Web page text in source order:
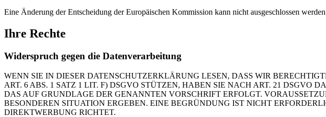
Eine Änderung der Entscheidung der Europäischen Kommission kann nicht ausgeschlossen
Ihre Rechte
Widerspruch gegen die Datenverarbeitung
WENN SIE IN DIESER DATENSCHUTZERKLÄRUNG LESEN, DASS WIR
ART. 6 ABS. 1 SATZ 1 LIT. F) DSGVO STÜTZEN, HABEN SIE NACH ART. 21 DSGVO
DAS AUF GRUNDLAGE DER GENANNTEN VORSCHRIFT ERFOLGT.
BESONDEREN SITUATION ERGEBEN. EINE BEGRÜNDUNG IST NICHT
DIREKTWERBUNG RICHTET.